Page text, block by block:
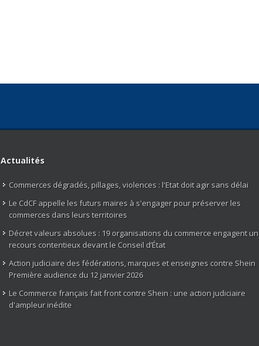
Actualités
Commerces dégradés, pillages, violences : l'Etat doit agir sans délai
Le CdCF appelle les futurs maires à s'engager pour préserver les
commerces dans leurs territoires
Décret valeurs absolues : 19 organisations du commerce engagent un
recours contentieux devant le Conseil d’État
Action judiciaire des fédérations, marques et enseignes contre Shein
Première audience du 12 janvier 2026
Le Commerce français fait front contre Shein : une action judiciaire
d'ampleur inédite